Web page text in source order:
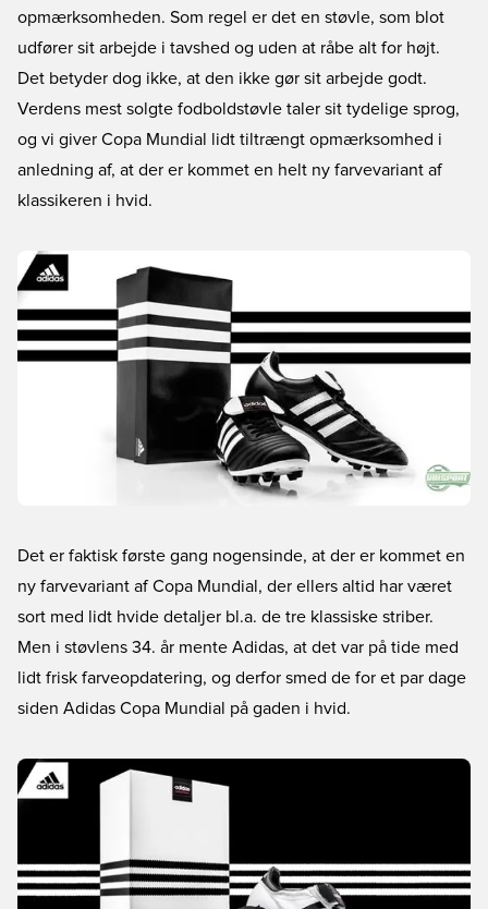
opmærksomheden. Som regel er det en støvle, som blot
udfører sit arbejde i tavshed og uden at råbe alt for højt.
Det betyder dog ikke, at den ikke gør sit arbejde godt.
Verdens mest solgte fodboldstøvle taler sit tydelige sprog,
og vi giver Copa Mundial lidt tiltrængt opmærksomhed i
anledning af, at der er kommet en helt ny farvevariant af
klassikeren i hvid.
Det er faktisk første gang nogensinde, at der er kommet en
ny farvevariant af Copa Mundial, der ellers altid har været
sort med lidt hvide detaljer bl.a. de tre klassiske striber.
Men i støvlens 34. år mente Adidas, at det var på tide med
lidt frisk farveopdatering, og derfor smed de for et par dage
siden Adidas Copa Mundial på gaden i hvid.